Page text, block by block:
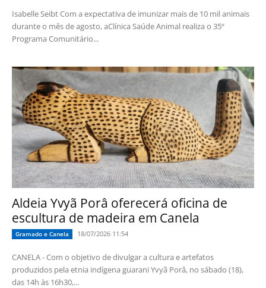
Isabelle Seibt Com a expectativa de imunizar mais de 10 mil animais
durante o mês de agosto, aClínica Saúde Animal realiza o 35º
Programa Comunitário...
Aldeia Yvyã Porâ oferecerá oficina de
escultura de madeira em Canela
Gramado e Canela 18/07/2026 11:54
CANELA - Com o objetivo de divulgar a cultura e artefatos
produzidos pela etnia indígena guarani Yvyã Porâ, no sábado (18),
das 14h às 16h30,...